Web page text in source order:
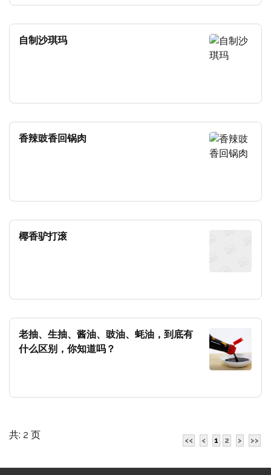
自制沙琪玛
香辣豉香回锅肉
椰香驴打滚
老抽、生抽、酱油、豉油、蚝油，到底有
什么区别，你知道吗？
共: 2 页 << < 1 2 > >>